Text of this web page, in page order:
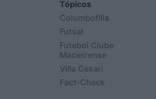
Tópicos
Columbofilia
Futsal
Futebol Clube
Macieirense
Villa Cesari
Fact-Check